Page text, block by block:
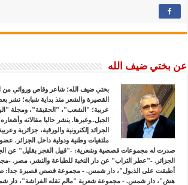
عن بختي ضيف الله
بختي ضيف الله؛ شاعر وقاص وروائي من
القصيرة والشعر منذ بداية شبابه؛ نشر
عربية؛ "الشعب"، "الحقيقة"، ومجلة
الجيل..وغيرها. ينشر حاليا مقالاته
الجرائد إلكترونية والورقية، جزائرية
ملتقيات وطنية ودولية داخل الجزائر. عضو
صدرت له مجموعات قصصية وشعرية: -"قبيل الفجر بقليل" عن
الجزائر. -"عطر التراب" عن دار النخبة للطباعة والنشر، مصر.
أطبقت على الذبول"، دار شمس. - مجموعة قصص قصيرة جدا:
هش"، دار شمس. - مجموعة شعرية "مالم تقله الفراشة"، دار